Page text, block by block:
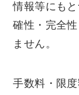
情報等にも
確性・完全
ません。
手数料・限